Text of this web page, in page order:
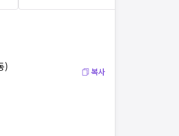
) 복사